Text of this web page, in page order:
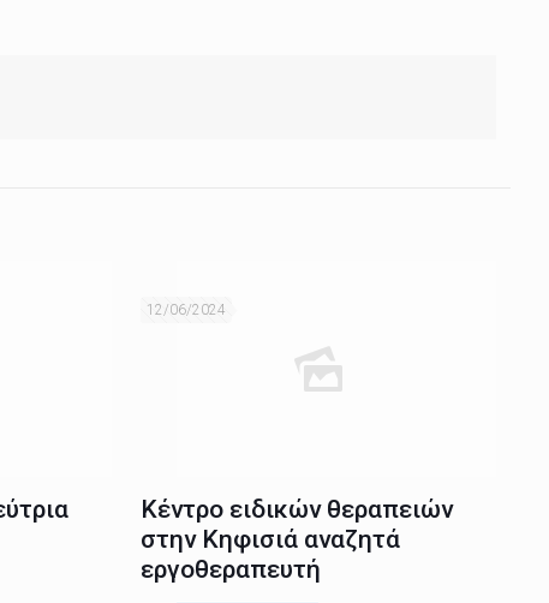
12/06/2024
Κέντρο ειδικών θεραπειών
στην Κηφισιά αναζητά
εργοθεραπευτή